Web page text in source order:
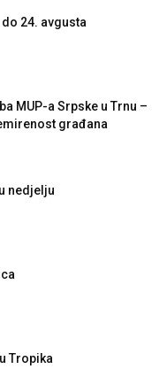
24. avgusta
MUP-a Srpske u Trnu –
građana
nedjelju
Tropika